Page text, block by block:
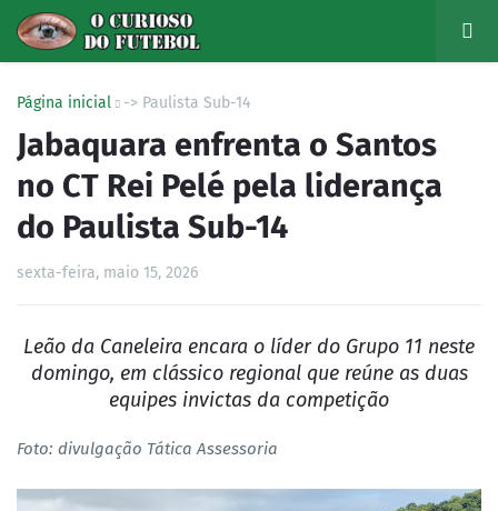
Página inicial -> Paulista Sub-14
Jabaquara enfrenta o Santos
no CT Rei Pelé pela liderança
do Paulista Sub-14
sexta-feira, maio 15, 2026
Leão da Caneleira encara o líder do Grupo 11 neste
domingo, em clássico regional que reúne as duas
equipes invictas da competição
Foto: divulgação Tática Assessoria